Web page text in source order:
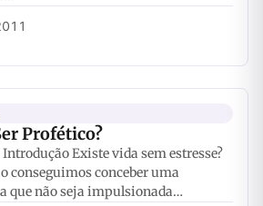
Profético?
Existe vida sem estresse?
conseguimos conceber uma
que não seja impulsionada…